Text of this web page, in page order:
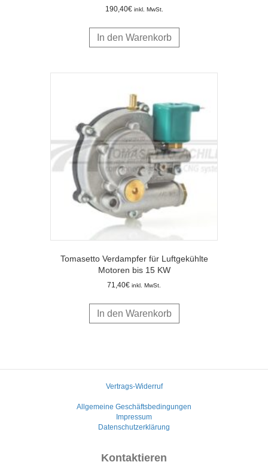
190,40€ inkl. MwSt.
In den Warenkorb
Tomasetto Verdampfer für Luftgekühlte
Motoren bis 15 KW
71,40€ inkl. MwSt.
In den Warenkorb
Vertrags-Widerruf
Allgemeine Geschäftsbedingungen
Impressum
Datenschutzerklärung
Kontaktieren